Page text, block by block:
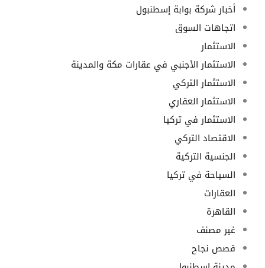
أخبار شركة بوابة إسطنبول
اتجاهات السوق
الاستثمار
الاستثمار الأجنبي في عقارات مكة والمدينة
الاستثمار التركي
الاستثمار العقاري
الاستثمار في تركيا
الاقتصاد التركي
الجنسية التركية
السياحة في تركيا
العقارات
القاهرة
غير مصنف
قصص نجاح